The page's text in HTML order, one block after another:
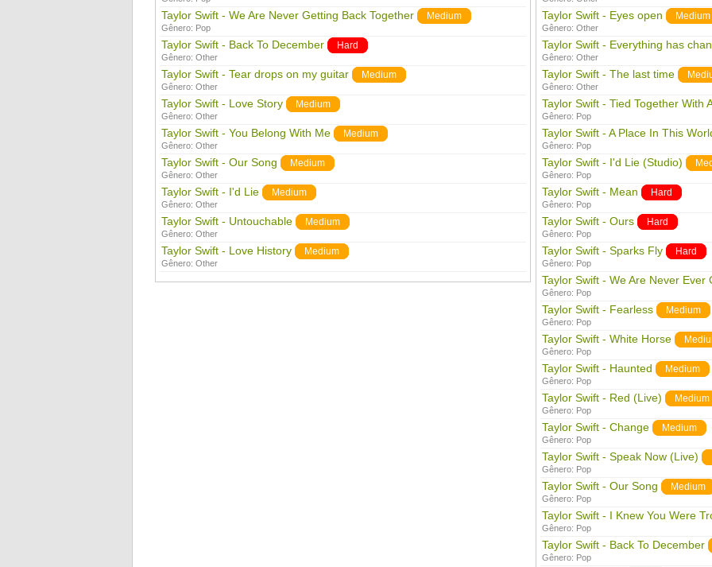
Taylor Swift - We Are Never Getting Back Together Medium
Gênero: Pop
Taylor Swift - Back To December Hard
Gênero: Other
Taylor Swift - Tear drops on my guitar Medium
Gênero: Other
Taylor Swift - Love Story Medium
Gênero: Other
Taylor Swift - You Belong With Me Medium
Gênero: Other
Taylor Swift - Our Song Medium
Gênero: Other
Taylor Swift - I'd Lie Medium
Gênero: Other
Taylor Swift - Untouchable Medium
Gênero: Other
Taylor Swift - Love History Medium
Gênero: Other
Taylor Swift - Eyes open Medium
Gênero: Other
Taylor Swift - Everything has
Gênero: Other
Taylor Swift - The last time
Gênero: Other
Taylor Swift - Tied Together With
Gênero: Pop
Taylor Swift - A Place In This
Gênero: Pop
Taylor Swift - I'd Lie (Studio)
Gênero: Pop
Taylor Swift - Mean Hard
Gênero: Pop
Taylor Swift - Ours Hard
Gênero: Pop
Taylor Swift - Sparks Fly Hard
Gênero: Pop
Taylor Swift - We Are Never Ever
Gênero: Pop
Taylor Swift - Fearless Medium
Gênero: Pop
Taylor Swift - White Horse
Gênero: Pop
Taylor Swift - Haunted Medium
Gênero: Pop
Taylor Swift - Red (Live) Medium
Gênero: Pop
Taylor Swift - Change Medium
Gênero: Pop
Taylor Swift - Speak Now (Live)
Gênero: Pop
Taylor Swift - Our Song Medium
Gênero: Pop
Taylor Swift - I Knew You Were
Gênero: Pop
Taylor Swift - Back To December
Gênero: Pop